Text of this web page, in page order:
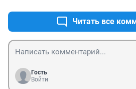
там воюют, у себя хоть сделайте
Читать все
Гость
Войти